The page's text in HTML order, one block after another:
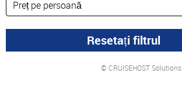
© CRUISEHOST Solutions